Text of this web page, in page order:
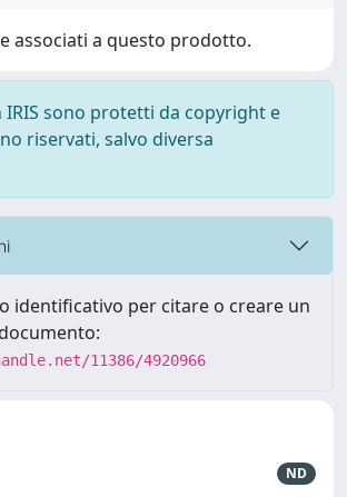
associati a questo prodotto.
sono protetti da copyright e
riservati, salvo diversa
identificativo per citare o creare un
11386/4920966
ND